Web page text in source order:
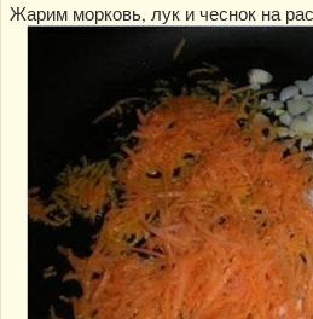
Жарим морковь, лук и чеснок на